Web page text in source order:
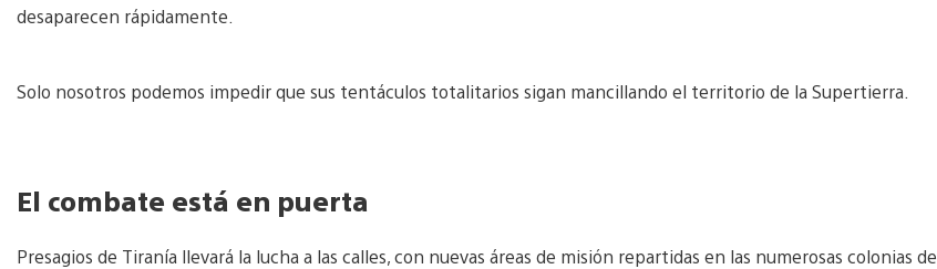
desaparecen rápidamente.
Solo nosotros podemos impedir que sus tentáculos totalitarios sigan mancillando el territorio de la Supertierra.
El combate está en puerta
Presagios de Tiranía llevará la lucha a las calles, con nuevas áreas de misión repartidas en las numerosas colonias de